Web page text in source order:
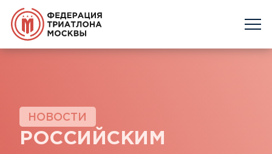
НОВОСТИ
РОССИЙСКИМ